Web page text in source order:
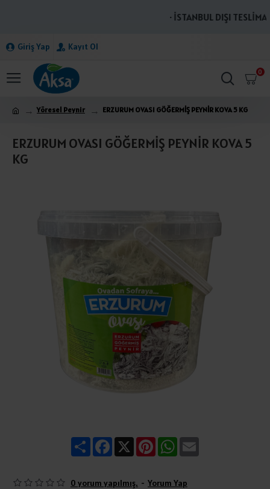
· İSTANBUL DIŞI
Giriş Yap Kayıt Ol
0
Yöresel Peynir ERZURUM OVASI GÖĞERMİŞ PEYNİR KOVA 5 KG
ERZURUM OVASI GÖĞERMİŞ PEYNİR KOVA 5
KG
ShareFacebook
X PinterestWhatsApp
0 yorum yapılmış. - Yorum Yap